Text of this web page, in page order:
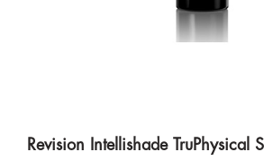
Revision Intellishade TruPhysical